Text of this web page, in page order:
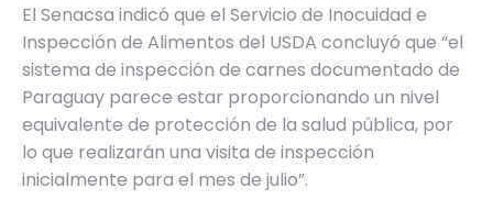
El Senacsa indicó que el Servicio de Inocuidad e
Inspección de Alimentos del USDA concluyó que “el
sistema de inspección de carnes documentado de
Paraguay parece estar proporcionando un nivel
equivalente de protección de la salud pública, por
lo que realizarán una visita de inspección
inicialmente para el mes de julio”.